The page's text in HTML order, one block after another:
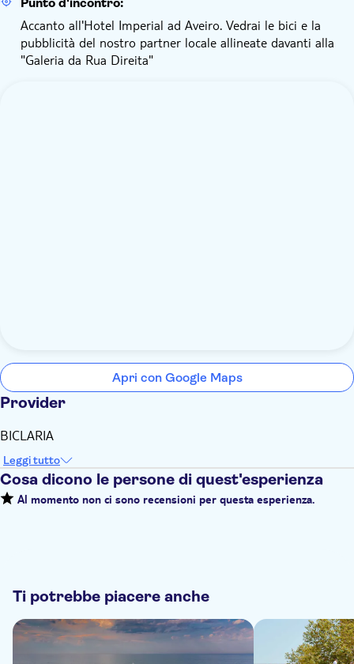
Accanto all'Hotel Imperial ad Aveiro. Vedrai le bici e la
pubblicità del nostro partner locale allineate davanti alla
"Galeria da Rua Direita"
Apri con Google Maps
Provider
BICLARIA
Leggi tutto
Cosa dicono le persone di quest'esperienza
Al momento non ci sono recensioni per questa esperienza.
Ti potrebbe piacere anche